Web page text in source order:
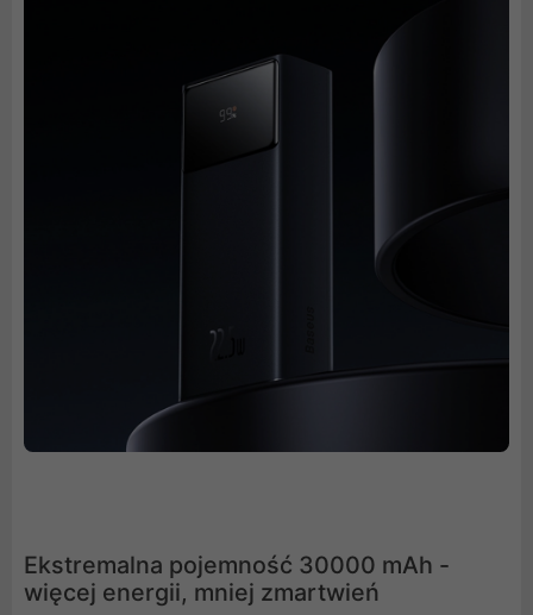
Ekstremalna pojemność 30000 mAh -
więcej energii, mniej zmartwień